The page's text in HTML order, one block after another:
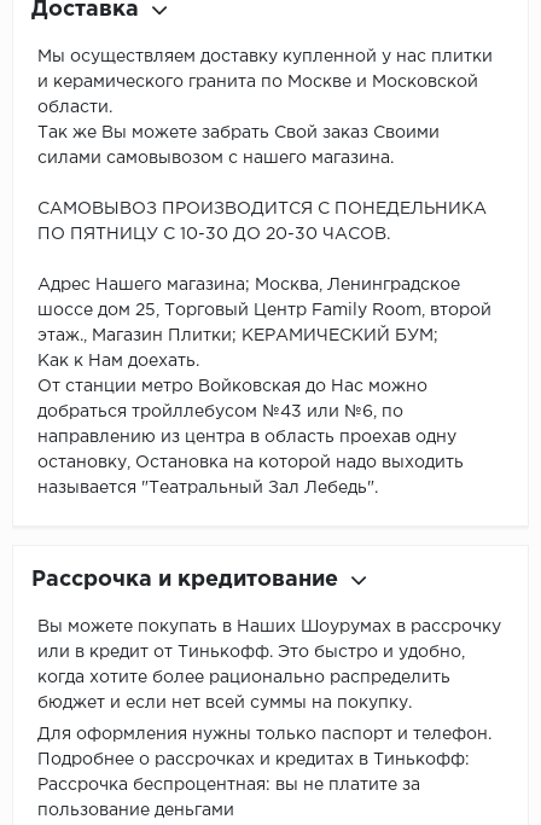
Доставка
Мы осуществляем доставку купленной у нас плитки
и керамического гранита по Москве и Московской
области.
Так же Вы можете забрать Свой заказ Своими
силами самовывозом с нашего магазина.
САМОВЫВОЗ ПРОИЗВОДИТСЯ С ПОНЕДЕЛЬНИКА
ПО ПЯТНИЦУ С 10-30 ДО 20-30 ЧАСОВ.
Адрес Нашего магазина; Москва, Ленинградское
шоссе дом 25, Торговый Центр Family Room, второй
этаж., Магазин Плитки; КЕРАМИЧЕСКИЙ БУМ;
Как к Нам доехать.
От станции метро Войковская до Нас можно
добраться тройллебусом №43 или №6, по
направлению из центра в область проехав одну
остановку, Остановка на которой надо выходить
называется "Театральный Зал Лебедь".
Рассрочка и кредитование
Вы можете покупать в Наших Шоурумах в рассрочку
или в кредит от Тинькофф. Это быстро и удобно,
когда хотите более рационально распределить
бюджет и если нет всей суммы на покупку.
Для оформления нужны только паспорт и телефон.
Подробнее о рассрочках и кредитах в Тинькофф:
Рассрочка беспроцентная: вы не платите за
пользование деньгами